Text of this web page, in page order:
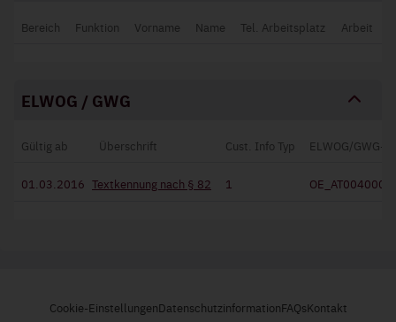
Bereich Funktion Vorname Name Tel. Arbeitsplatz Arbeit
ELWOG / GWG
Gültig ab Überschrift Cust. Info Typ ELWOG/GWG-ID
01.03.2016 Textkennung nach § 82 1
Cookie-EinstellungenDatenschutzinformationFAQsKontakt